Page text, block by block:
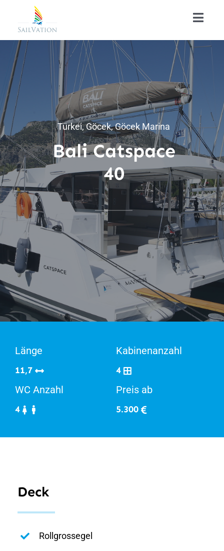
springen
Home
Über Uns
Yachtcharter
FAQ
Kontakt
News
Türkei, Göcek, Göcek Marina
Bali Catspace
40
Länge
11,7
Kabinenanzahl
4
WC Anzahl
4
Preis ab
5.300
Deck
Rollgrossegel